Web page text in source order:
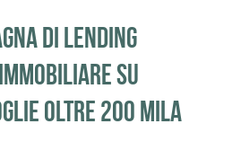
di lending
su
oltre 200 mila